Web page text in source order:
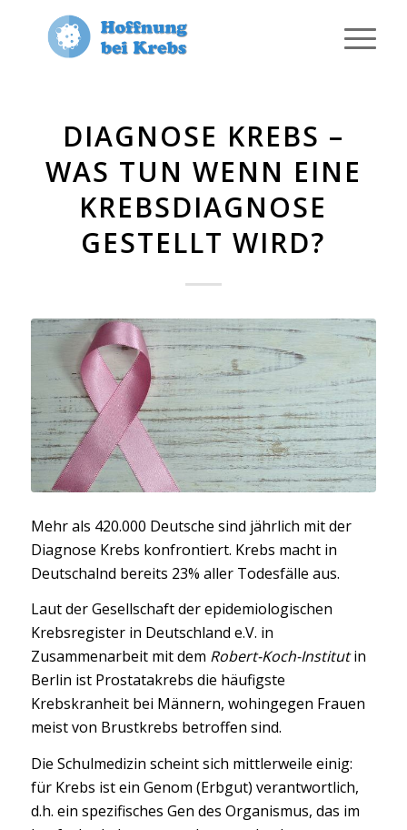
DIAGNOSE KREBS –
WAS TUN WENN EINE
KREBSDIAGNOSE
GESTELLT WIRD?
Mehr als 420.000 Deutsche sind jährlich mit der
Diagnose Krebs konfrontiert. Krebs macht in
Deutschalnd bereits 23% aller Todesfälle aus.
Laut der Gesellschaft der epidemiologischen
Krebsregister in Deutschland e.V. in
Zusammenarbeit mit dem Robert-Koch-Institutin
Berlin ist Prostatakrebs die häufigste
Krebskranheit bei Männern, wohingegen Frauen
meist von Brustkrebs betroffen sind.
Die Schulmedizin scheint sich mittlerweile einig:
für Krebs ist ein Genom (Erbgut) verantwortlich,
d.h. ein spezifisches Gen des Organismus, das im